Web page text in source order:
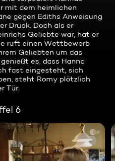
mit dem heimlichen
gegen Ediths Anweisung
Druck. Doch als er
Geliebte war, hat er
ruft einen Wettbewerb
Geliebten um das
es, dass Hanna
fast eingesteht, sich
steht Romy plötzlich
Tür.
6